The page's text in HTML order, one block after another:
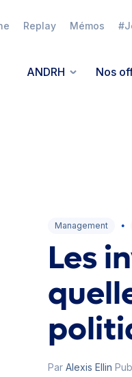
Replay Mémos
ANDRH Nos
Management ●
Les
Par Alexis Ellin